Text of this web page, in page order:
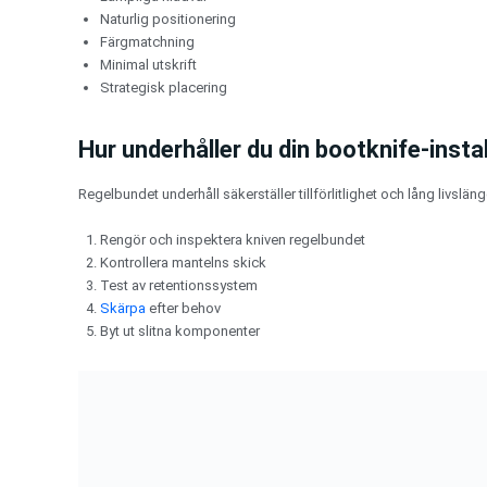
Naturlig positionering
Färgmatchning
Minimal utskrift
Strategisk placering
Hur underhåller du din bootknife-
Regelbundet underhåll säkerställer tillförlitlighet och lång
Rengör och inspektera kniven regelbundet
Kontrollera mantelns skick
Test av retentionssystem
Skärpa efter behov
Byt ut slitna komponenter